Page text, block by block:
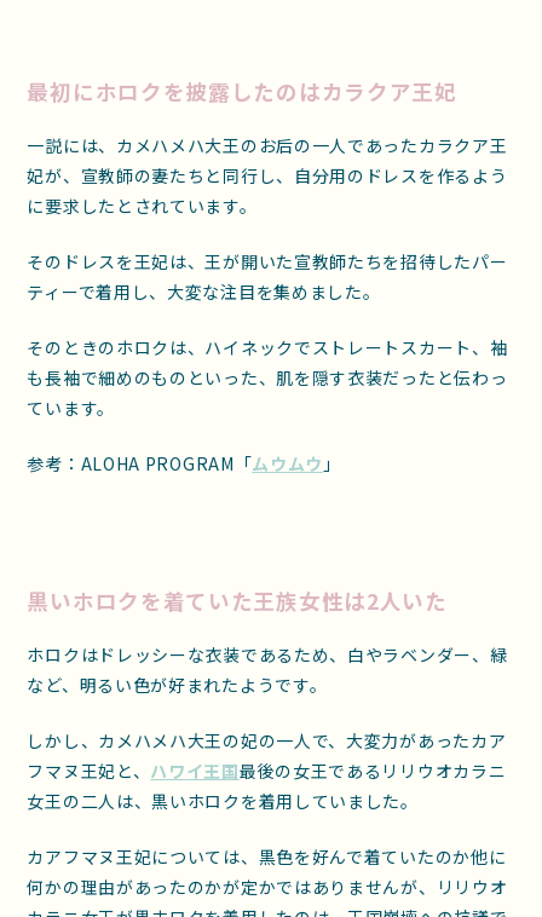
最初にホロクを披露したのはカラクア王妃
一説には、カメハメハ大王のお后の一人であったカラクア王
妃が、宣教師の妻たちと同行し、自分用のドレスを作るよう
に要求したとされています。
そのドレスを王妃は、王が開いた宣教師たちを招待したパー
ティーで着用し、大変な注目を集めました。
そのときのホロクは、ハイネックでストレートスカート、袖
も長袖で細めのものといった、肌を隠す衣装だったと伝わっ
ています。
参考：ALOHA PROGRAM「ムウムウ 」
黒いホロクを着ていた王族女性は2人いた
ホロクはドレッシーな衣装であるため、白やラベンダー、緑
など、明るい色が好まれたようです。
しかし、カメハメハ大王の妃の一人で、大変力があったカア
フマヌ王妃と、 ハワイ王国最後の女王であるリリウオカラニ
女王の二人は、黒いホロクを着用していました。
カアフマヌ王妃については、黒色を好んで着ていたのか他に
何かの理由があったのかが定かではありませんが、リリウオ